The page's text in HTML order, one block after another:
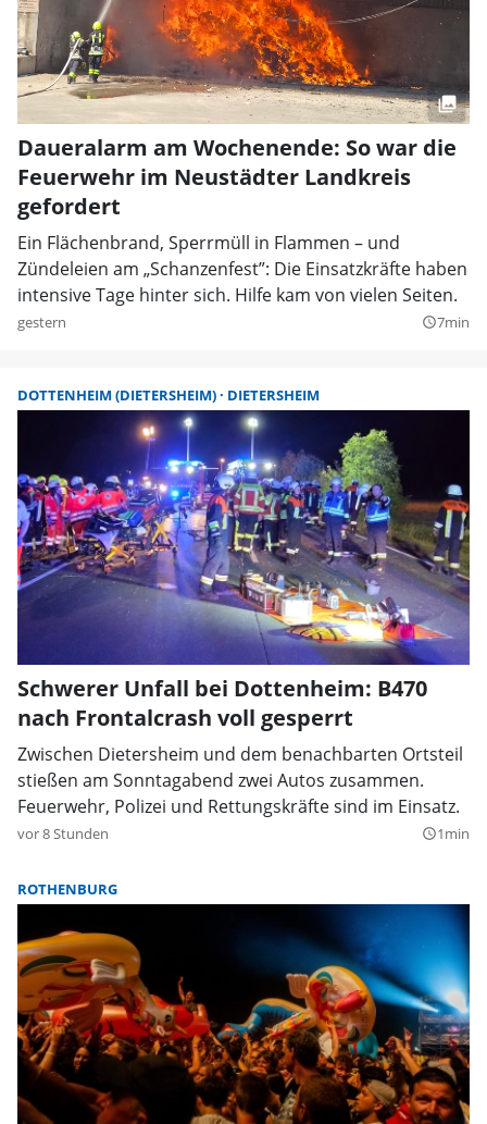
Daueralarm am Wochenende: So war die
Feuerwehr im Neustädter Landkreis
gefordert
Ein Flächenbrand, Sperrmüll in Flammen – und
Zündeleien am „Schanzenfest”: Die Einsatzkräfte haben
intensive Tage hinter sich. Hilfe kam von vielen Seiten.
gestern query_builder7min
DOTTENHEIM (DIETERSHEIM) DIETERSHEIM
Schwerer Unfall bei Dottenheim: B470
nach Frontalcrash voll gesperrt
Zwischen Dietersheim und dem benachbarten Ortsteil
stießen am Sonntagabend zwei Autos zusammen.
Feuerwehr, Polizei und Rettungskräfte sind im Einsatz.
vor 8 Stunden query_builder1min
ROTHENBURG